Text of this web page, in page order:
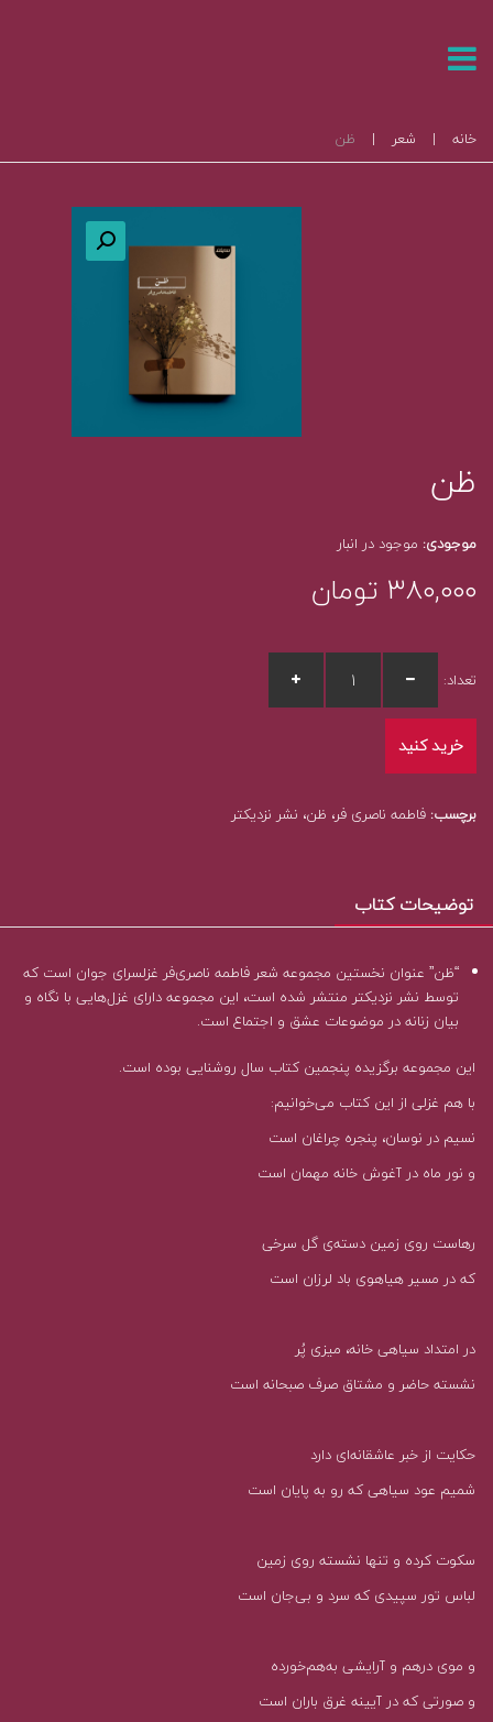
خانه | شعر | ظن
ظن
موجودی: موجود در انبار
۳۸۰,۰۰۰ تومان
تعداد:
خرید کنید
برچسب: فاطمه ناصری فر، ظن، نشر نزدیکتر
توضیحات کتاب
“ظن” عنوان نخستین مجموعه شعر فاطمه ناصری‌فر غزلسرای جوان است که
توسط نشر نزدیکتر منتشر شده است، این مجموعه دارای غزل‌هایی با نگاه و
بیان زنانه در موضوعات عشق و اجتماع است.
این مجموعه برگزیده پنجمین کتاب سال روشنایی بوده است.
با هم غزلی از این کتاب می‌خوانیم:
نسیم در نوسان، پنجره چراغان است
و نور ماه در آغوش خانه مهمان است
رهاست روی زمین دسته‌ی گل سرخی
که در مسیر هیاهوی باد لرزان است
در امتداد سیاهی خانه، میزی پُر
نشسته حاضر و مشتاق صرف صبحانه است
حکایت از خبر عاشقانه‌ای‌ دارد
شمیم عود سیاهی که رو به پایان است
سکوت کرده و تنها نشسته روی زمین
لباس تور سپیدی که سرد و بی‌جان است
و موی درهم و آرایشی به‌هم‌خورده
و صورتی که در آیینه غرق باران است